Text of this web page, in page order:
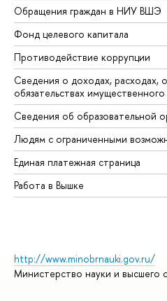
Обращения граждан в НИУ ВШЭ
Фонд целевого капитала
Противодействие коррупции
Сведения о доходах, расходах,
обязательствах
Сведения об образовательной
Людям с ограниченными
Единая платежная страница
Работа в Вышке
http://www.minobrnauki.gov.ru/
Министерство науки и высшего